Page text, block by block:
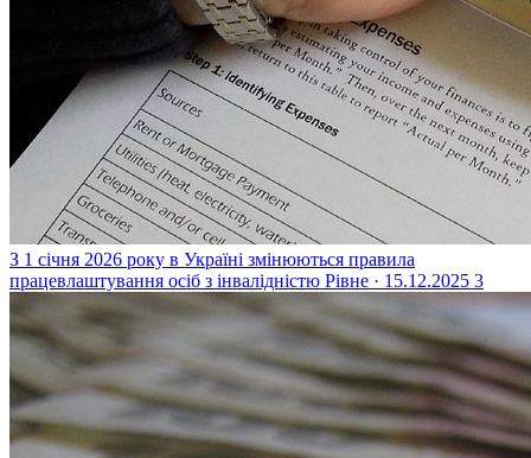
З 1 січня 2026 року в Україні змінюються правила
працевлаштування осіб з інвалідністю Рівне · 15.12.2025 3